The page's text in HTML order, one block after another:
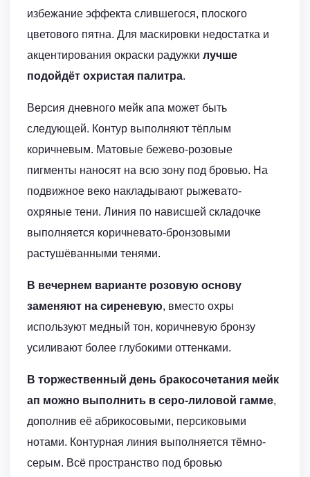
избежание эффекта слившегося, плоского
цветового пятна. Для маскировки недостатка и
акцентирования окраски радужки лучше
подойдёт охристая палитра.
Версия дневного мейк апа может быть
следующей. Контур выполняют тёплым
коричневым. Матовые бежево-розовые
пигменты наносят на всю зону под бровью. На
подвижное веко накладывают рыжевато-
охряные тени. Линия по нависшей складочке
выполняется коричневато-бронзовыми
растушёванными тенями.
В вечернем варианте розовую основу
заменяют на сиреневую, вместо охры
используют медный тон, коричневую бронзу
усиливают более глубокими оттенками.
В торжественный день бракосочетания мейк
ап можно выполнить в серо-лиловой гамме,
дополнив её абрикосовыми, персиковыми
нотами. Контурная линия выполняется тёмно-
серым. Всё пространство под бровью